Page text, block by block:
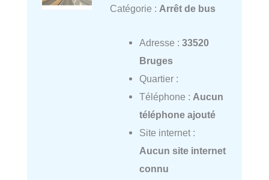
Catégorie : Arrêt de bus
Adresse : 33520
Bruges
Quartier :
Téléphone : Aucun
téléphone ajouté
Site internet :
Aucun site internet
connu